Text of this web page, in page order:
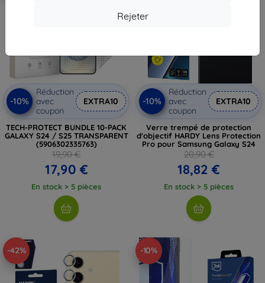
Rejeter
-10%
Réduction
avec
coupon
EXTRA10
TECH-PROTECT BUNDLE 10-PACK
GALAXY S24 / S25 TRANSPARENT
(5906302335763)
19,90 €
17,90 €
En stock > 5 pièces
-10%
Réduction
avec
coupon
EXTRA10
Verre trempé de protection
d'objectif HARDY Lens Protection
Pro pour Samsung Galaxy S24
20,90 €
18,82 €
En stock > 5 pièces
-42% -10%